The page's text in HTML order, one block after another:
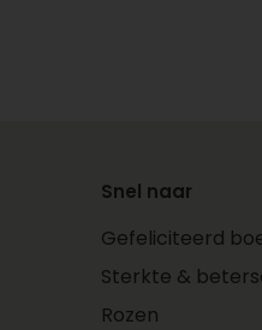
Snel naar
Gefeliciteerd
Sterkte &
Rozen